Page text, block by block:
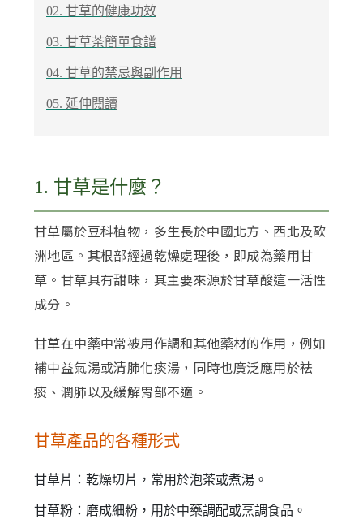
02. 甘草的健康功效
03. 甘草茶簡單食譜
04. 甘草的禁忌與副作用
05. 延伸閱讀
1. 甘草是什麼？
甘草屬於豆科植物，多生長於中國北方、西北及歐
洲地區。其根部經過乾燥處理後，即成為藥用甘
草。甘草具有甜味，其主要來源於甘草酸這一活性
成分。
甘草在中藥中常被用作調和其他藥材的作用，例如
補中益氣湯或清肺化痰湯，同時也廣泛應用於祛
痰、潤肺以及緩解胃部不適。
甘草產品的各種形式
甘草片：乾燥切片，常用於泡茶或煮湯。
甘草粉：磨成細粉，用於中藥調配或烹調食品。